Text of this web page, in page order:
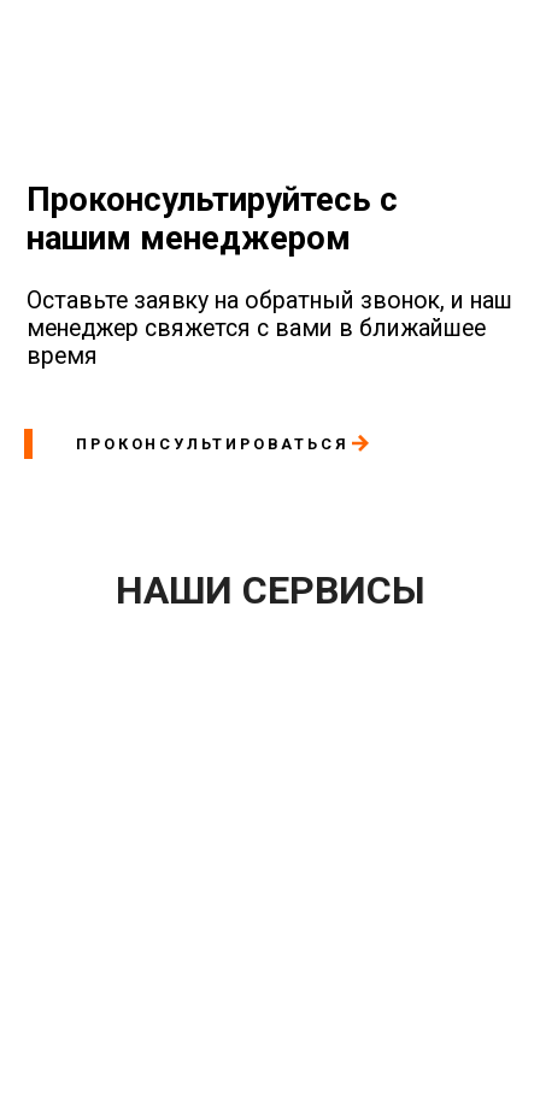
Вибрацию, плохой отклик,
неэффективность КПП концерна VAG тоже
устранит программная прошивка.
Проконсультируйтесь с
нашим менеджером
Оставьте заявку на обратный звонок, и наш
менеджер свяжется с вами в ближайшее
время
ПРОКОНСУЛЬТИРОВАТЬСЯ
НАШИ СЕРВИСЫ